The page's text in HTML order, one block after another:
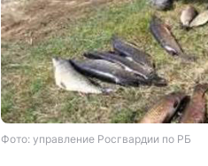
Фото: управление Росгвардии по РБ